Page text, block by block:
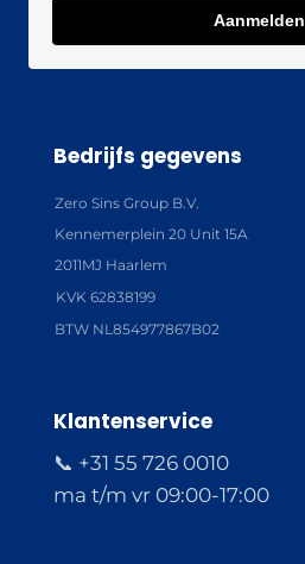
Aanmelden
Bedrijfs gegevens
Zero Sins Group B.V.
Kennemerplein 20 Unit 15A
2011MJ Haarlem
KVK 62838199
BTW NL854977867B02
Klantenservice
📞 +31 55 726 0010
ma t/m vr 09:00-17:00